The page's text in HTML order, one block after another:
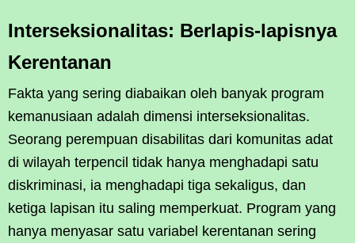
Interseksionalitas: Berlapis-lapisnya
Kerentanan
Fakta yang sering diabaikan oleh banyak program
kemanusiaan adalah dimensi interseksionalitas.
Seorang perempuan disabilitas dari komunitas adat
di wilayah terpencil tidak hanya menghadapi satu
diskriminasi, ia menghadapi tiga sekaligus, dan
ketiga lapisan itu saling memperkuat. Program yang
hanya menyasar satu variabel kerentanan sering